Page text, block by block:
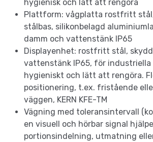
hygienisk och lätt att rengöra
Plattform: vågplatta rostfritt
stålbas, silikonbelagd
damm och vattenstänk IP65
Displayenhet: rostfritt stål,
vattenstänk IP65, för industriella
hygieniskt och lätt att rengöra.
positionering, t.ex. fristående
väggen, KERN KFE-TM
Vägning med toleransintervall
en visuell och hörbar signal
portionsindelning, utmatning